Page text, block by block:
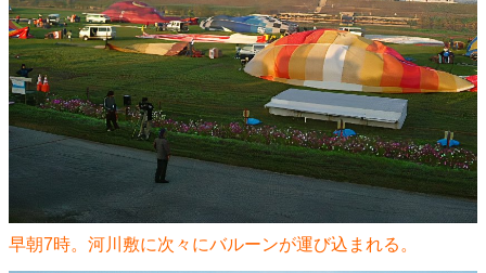
早朝7時。河川敷に次々にバルーンが運び込まれる。